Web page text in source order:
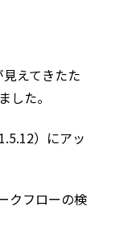
えてきたた
した。
）にアッ
クフローの検